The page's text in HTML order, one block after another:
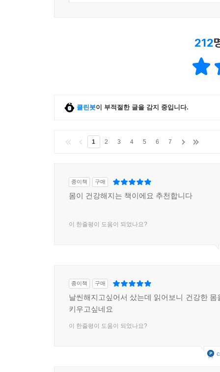
212
클린봇이 부적절한 글을 감지 중입니다.
1 2 3 4 5 6 7
종이책 구매
몸이 건강해지는 책이에요 추천합니다
이 한줄평이 도움이 되었나요?
종이책 구매
날씬해지고싶어서 샀는데 읽어보니 건강한 몸
키우고싶네요
이 한줄평이 도움이 되었나요?